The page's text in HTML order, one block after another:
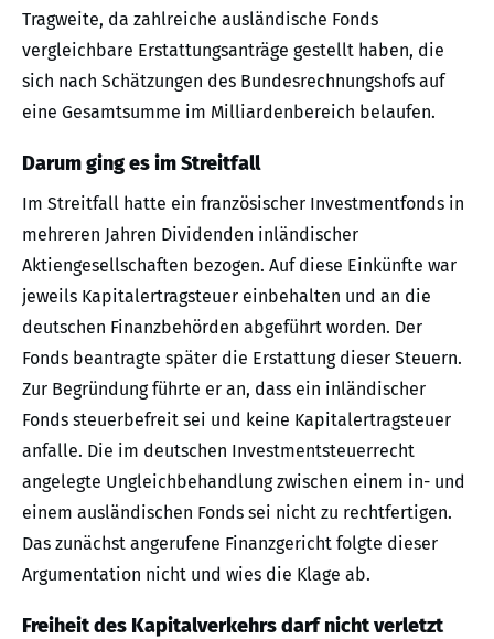
Tragweite, da zahlreiche ausländische Fonds
vergleichbare Erstattungsanträge gestellt haben, die
sich nach Schätzungen des Bundesrechnungshofs auf
eine Gesamtsumme im Milliardenbereich belaufen.
Darum ging es im Streitfall
Im Streitfall hatte ein französischer Investmentfonds in
mehreren Jahren Dividenden inländischer
Aktiengesellschaften bezogen. Auf diese Einkünfte war
jeweils Kapitalertragsteuer einbehalten und an die
deutschen Finanzbehörden abgeführt worden. Der
Fonds beantragte später die Erstattung dieser Steuern.
Zur Begründung führte er an, dass ein inländischer
Fonds steuerbefreit sei und keine Kapitalertragsteuer
anfalle. Die im deutschen Investmentsteuerrecht
angelegte Ungleichbehandlung zwischen einem in- und
einem ausländischen Fonds sei nicht zu rechtfertigen.
Das zunächst angerufene Finanzgericht folgte dieser
Argumentation nicht und wies die Klage ab.
Freiheit des Kapitalverkehrs darf nicht verletzt